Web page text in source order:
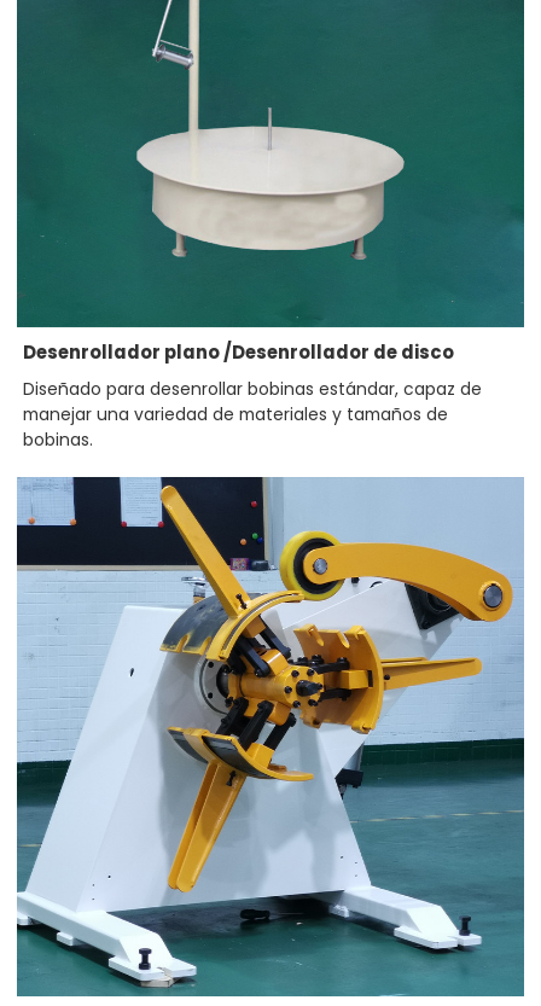
Desenrollador plano/Desenrollador de disco
Diseñado para desenrollar bobinas estándar, capaz de
manejar una variedad de materiales y tamaños de
bobinas.